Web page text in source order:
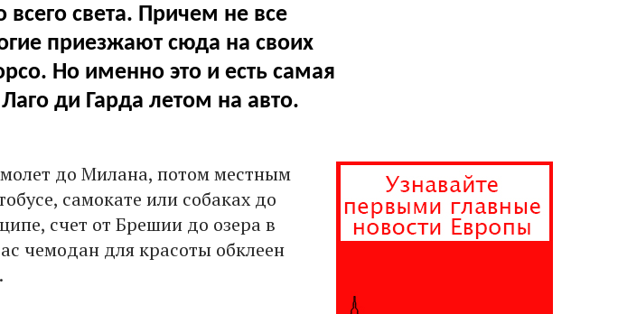
света. Причем не все
приезжают сюда на своих
Но именно это и есть самая
ди Гарда летом на авто.
до Милана, потом местным
самокате или собаках до
счет от Брешии до озера в
чемодан для красоты обклеен